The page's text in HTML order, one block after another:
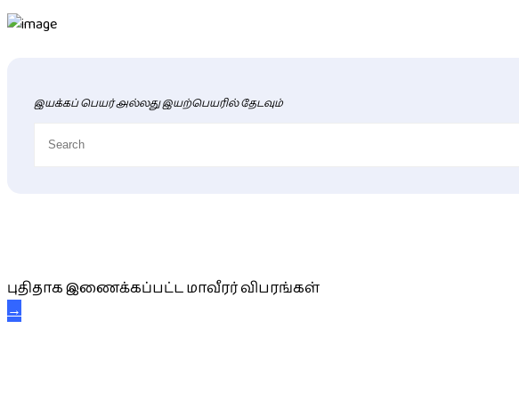
இயக்கப் பெயர் அல்லது இயற்பெயரில் தேடவும்
புதிதாக இணைக்கப்பட்ட மாவீரர் விபரங்கள்
→